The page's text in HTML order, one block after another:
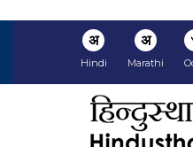
अ
Hindi
अ
Marathi